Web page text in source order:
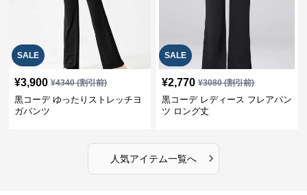
SALE
¥3,900 ¥4340(割引前)
黒コーデ ゆったりストレッチヨ
ガパンツ
SALE
¥2,770 ¥3080(割引前)
黒コーデ レディース フレアパン
ツ ロング丈
人気アイテム一覧へ ›